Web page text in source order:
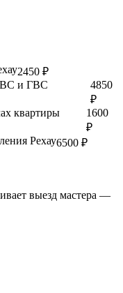
2450 ₽
и ГВС
4850
₽
квартиры
1600
₽
Рехау6500 ₽
выезд мастера —